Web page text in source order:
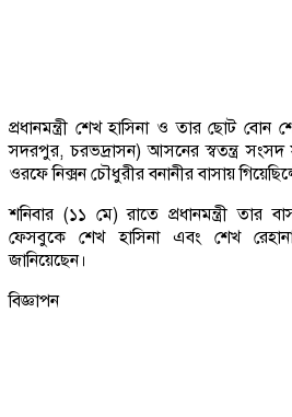
প্রধানমন্ত্রী শেখ হাসিনা ও তার ছোট বোন
সদরপুর, চরভদ্রাসন) আসনের স্বতন্ত্র
ওরফে নিক্সন চৌধুরীর বনানীর বাসায়
শনিবার (১১ মে) রাতে প্রধানমন্ত্রী তার
ফেসবুকে শেখ হাসিনা এবং শেখ
জানিয়েছেন।
বিজ্ঞাপন